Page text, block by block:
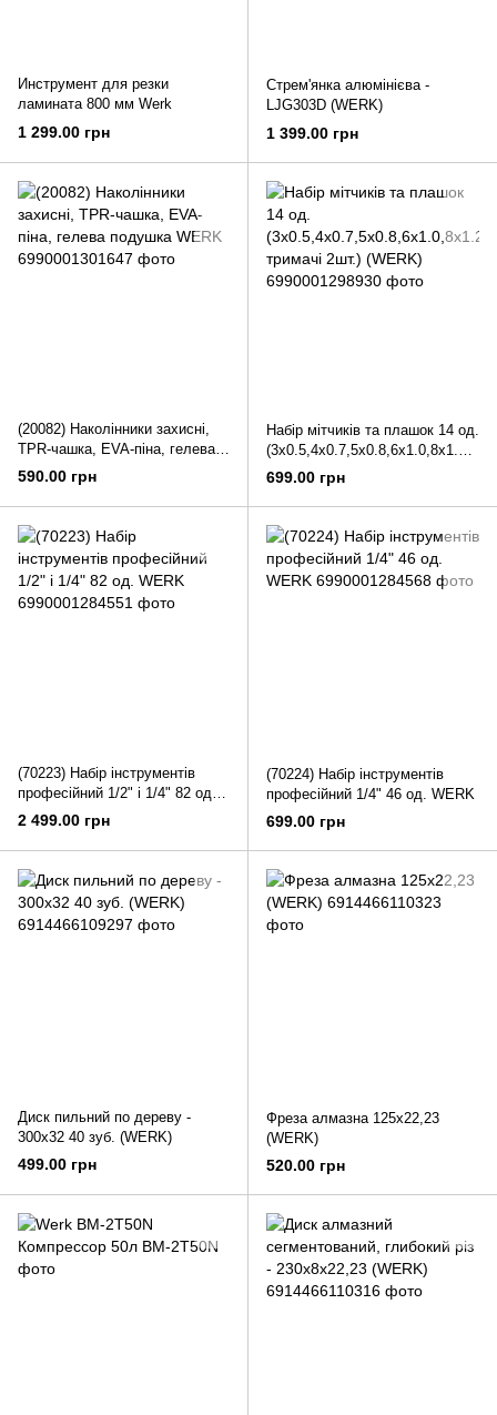
Инструмент для резки
ламината 800 мм Werk
1 299.00 грн
Стрем'янка алюмінієва -
LJG303D (WERK)
1 399.00 грн
(20082) Наколінники захисні,
TPR-чашка, EVA-піна, гелева
подушка WERK
590.00 грн
Набір мітчиків та плашок 14 од.
(3х0.5,4х0.7,5х0.8,6х1.0,8х1.25,
10х1.5, тримачі 2шт.) (WERK)
699.00 грн
(70223) Набір інструментів
професійний 1/2" і 1/4" 82 од.
WERK
2 499.00 грн
(70224) Набір інструментів
професійний 1/4" 46 од. WERK
699.00 грн
Диск пильний по дереву -
300х32 40 зуб. (WERK)
499.00 грн
Фреза алмазна 125x22,23
(WERK)
520.00 грн